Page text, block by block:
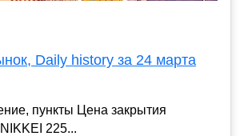
Daily history за 24 марта
пункты Цена закрытия
225...